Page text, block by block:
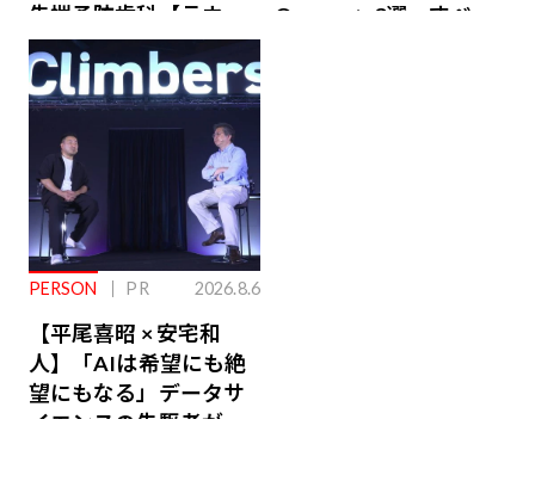
先端予防歯科【ラウン
ジ会員特典あり】
Owners」3選。すべて
PERSON PR 2026.8.6
【平尾喜昭 × 安宅和
人】「AIは希望にも絶
望にもなる」データサ
イエンスの先駆者が語